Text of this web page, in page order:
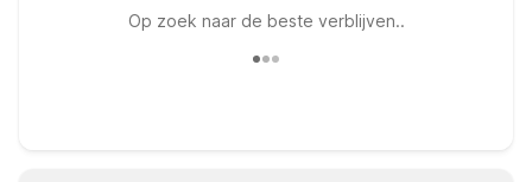
Op zoek naar de beste verblijven..